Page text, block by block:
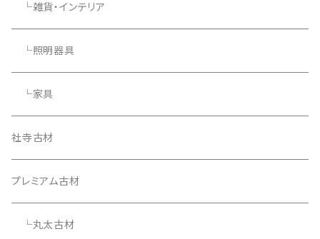
└雑貨・インテリア
└照明器具
└家具
社寺古材
プレミアム古材
└丸太古材